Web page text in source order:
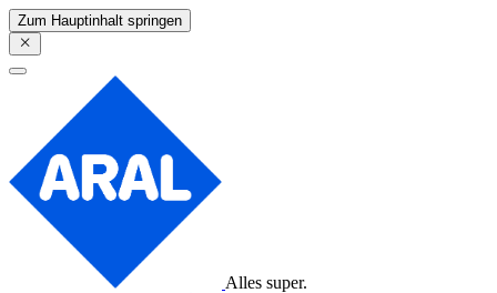
Zum Hauptinhalt springen
Alles super.